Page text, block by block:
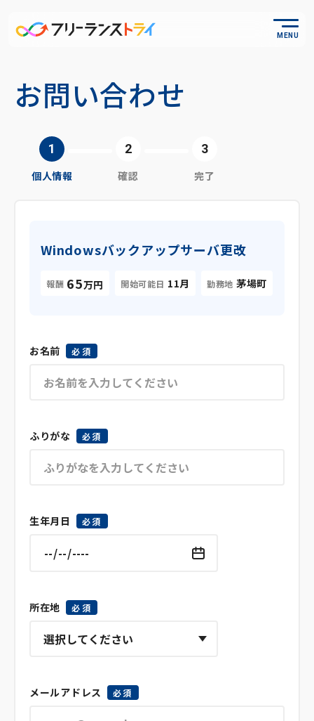
MENU
お問い合わせ
個人情報 確認 完了
Windowsバックアップサーバ更改
報酬 65万円 開始可能日 11月 勤務地 茅場町
お名前 必須
ふりがな 必須
生年月日 必須
所在地 必須
メールアドレス 必須